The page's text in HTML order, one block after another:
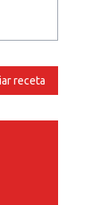
receta